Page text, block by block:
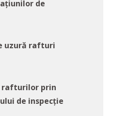
de
uzură rafturi
rafturilor prin
de inspecție